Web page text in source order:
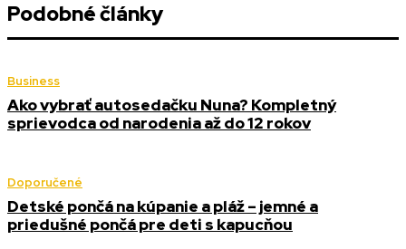
Podobné články
Business
Ako vybrať autosedačku Nuna? Kompletný
sprievodca od narodenia až do 12 rokov
Doporučené
Detské pončá na kúpanie a pláž – jemné a
priedušné pončá pre deti s kapucňou